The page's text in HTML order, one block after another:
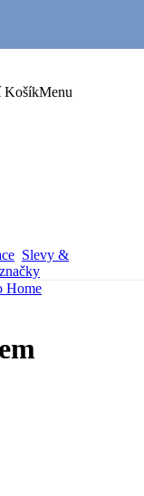
KošíkMenu
Slevy &
Home